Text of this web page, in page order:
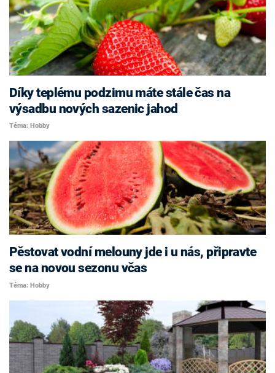
Díky teplému podzimu máte stále čas na
výsadbu nových sazenic jahod
Téma: Hobby
Pěstovat vodní melouny jde i u nás, připravte
se na novou sezonu včas
Téma: Hobby